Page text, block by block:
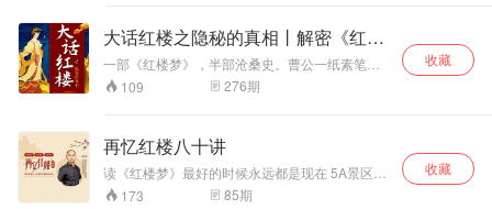
历史故事、寓言典故，更完整记载了嫦娥奔月、
后羿射日、女娲补天等中国四大神话。 这些瑰丽
奇幻的传说，藏着古人的生存智慧与美好期盼，
更彰显了他们与自然抗争的无畏精神。在古代缺
乏系统神话著作的背景下，《淮南子》以辩证深
学，到农学水利、医药养生，它的内容横跨诸多
领域，堪称一部开拓视野、增长见识的千古奇
书。
大话红楼之隐秘的真相丨解密《红楼
梦》
一部《红楼梦》，半部沧桑史。曹公一纸素笔，
历时十载春秋，书中字字玑珠，道尽人生百态。
少年不懂红楼梦，读懂已是梦中人。 从庙堂到江
楼，但内容太多，言语复杂，许多人甚至都摸不
到荣国府的大门，让《红楼梦》距离普通人越来
越远了。 同时曹雪芹是个“狡猾”的作者，他用文
字构建了一部表层《红楼梦》，把另一部《红楼
梦》留给读者，期待我们用自己的生平所闻和想
109 276期
收藏
再忆红楼八十讲
读《红楼梦》最好的时候永远都是现在 5A景区大
观园里赏美人美景，钟鸣鼎食贾府兴衰看世事变
173 85期
收藏